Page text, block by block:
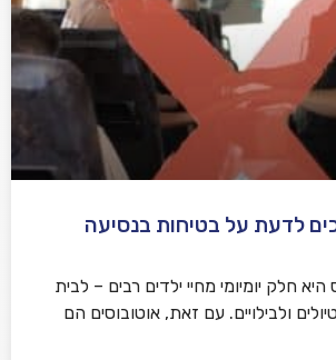
לדעת על בטיחות בנסיעה
חלק יומיומי מחיי ילדים רבים – לבית
ולבילויים. עם זאת, אוטובוסים הם